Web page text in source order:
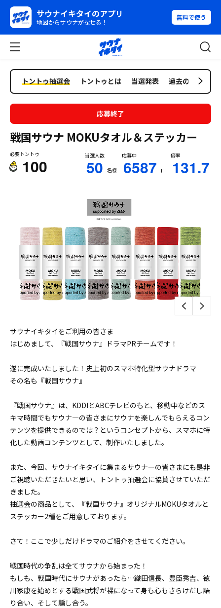
サウナイキタイのアプリ
地図からサウナが探せる！
無料で使う
トントゥ抽選会 トントゥとは 当選発表 過去の抽選会
応募終了
戦国サウナ MOKUタオル＆ステッカー
必要トントゥ
100
当選人数
50 名様
応募中
6587 口
倍率
131.7
サウナイキタイをご利用の皆さま
はじめまして、『戦国サウナ』ドラマPRチームです！
遂に完成いたしました！史上初のスマホ特化型サウナドラマ
その名も『戦国サウナ』
『戦国サウナ』は、KDDIとABCテレビのもと、移動中などのス
キマ時間でもサウナ―の皆さまにサウナを楽しんでもらえるコン
テンツを提供できるのでは？というコンセプトから、スマホに特
化した動画コンテンツとして、制作いたしました。
また、今回、サウナイキタイに集まるサウナーの皆さまにも是非
ご視聴いただきたいと思い、トントゥ抽選会に協賛させていただ
きました。
抽選会の商品として、『戦国サウナ』オリジナルMOKUタオルと
ステッカー2種をご用意しております。
さて！ここで少しだけドラマのご紹介をさせてください。
戦国時代の争乱は全てサウナから始まった！
もしも、戦国時代にサウナがあったら…織田信長、豊臣秀吉、徳
川家康を始めとする戦国武将が裸になって身も心もさらけだし語
り合い、そして騙し合う。